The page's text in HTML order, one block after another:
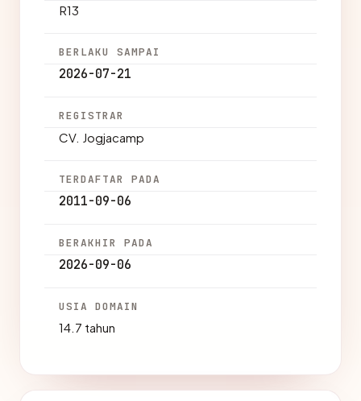
R13
BERLAKU SAMPAI
2026-07-21
REGISTRAR
CV. Jogjacamp
TERDAFTAR PADA
2011-09-06
BERAKHIR PADA
2026-09-06
USIA DOMAIN
14.7 tahun